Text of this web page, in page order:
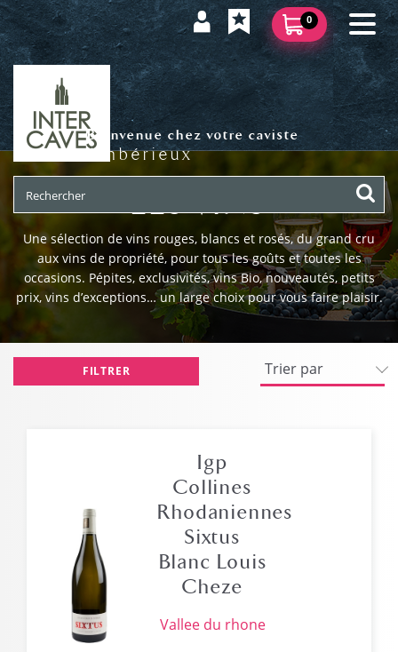
0
Bienvenue chez votre caviste
Ambérieux
LES VINS
Une sélection de vins rouges, blancs et rosés, du grand cru
aux vins de propriété, pour tous les goûts et toutes les
occasions. Pépites, exclusivités, vins Bio, nouveautés, petits
prix, vins d’exceptions… un large choix pour vous faire plaisir.
FILTRER
Igp
Collines
Rhodaniennes
Sixtus
Blanc Louis
Cheze
vallee du rhone